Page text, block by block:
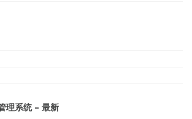
理系统 – 最新